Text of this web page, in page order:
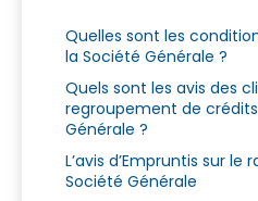
Quelles sont les
la Société Générale ?
Quels sont les avis des
regroupement de
Générale ?
L’avis d’Empruntis sur
Société Générale